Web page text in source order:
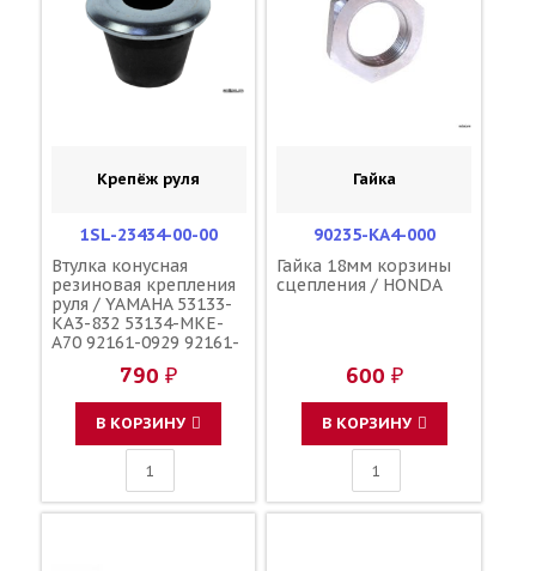
Крепёж руля
1SL-23434-00-00
Втулка конусная
резиновая крепления
руля / YAMAHA 53133-
KA3-832 53134-MKE-
A70 92161-0929 92161-
92161-0113 56241-
10H10 56241-10H11
790 ₽
В КОРЗИНУ
Гайка
90235-KA4-000
Гайка 18мм корзины
сцепления / HONDA
600 ₽
В КОРЗИНУ